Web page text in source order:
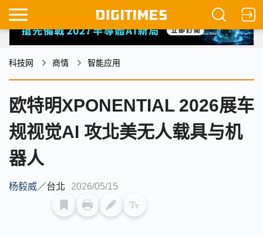
科技网 商情 智能应用
欧特明XPONENTIAL 2026展车
规视觉AI 攻北美无人载具与机
器人
杨毅威／台北 2026/05/15